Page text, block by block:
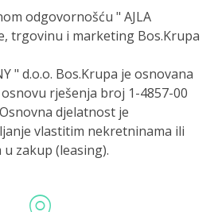
odgovornošću " AJLA
trgovinu i marketing Bos.Krupa
" d.o.o. Bos.Krupa je osnovana
rješenja broj 1-4857-00
djelatnost je
vlastitim nekretninama ili
zakup (leasing).